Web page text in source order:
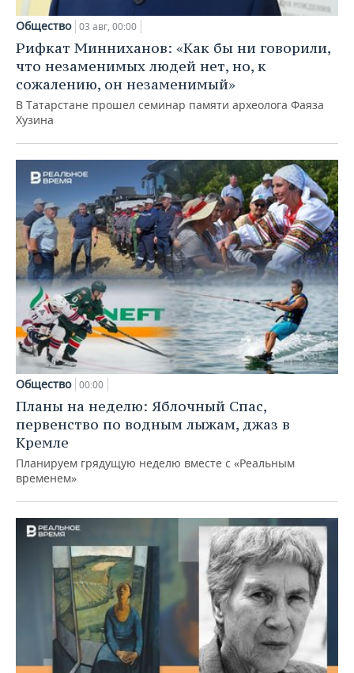
Общество 03 авг, 00:00
Рифкат Минниханов: «Как бы ни говорили,
что незаменимых людей нет, но, к
сожалению, он незаменимый»
В Татарстане прошел семинар памяти археолога Фаяза
Хузина
Общество 00:00
Планы на неделю: Яблочный Спас,
первенство по водным лыжам, джаз в
Кремле
Планируем грядущую неделю вместе с «Реальным
временем»